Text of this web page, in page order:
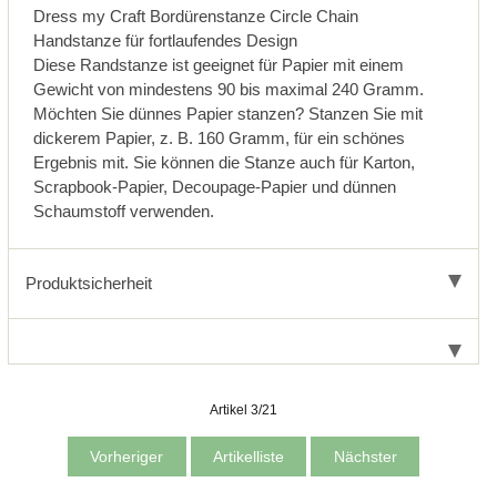
Dress my Craft Bordürenstanze Circle Chain
Handstanze für fortlaufendes Design
Diese Randstanze ist geeignet für Papier mit einem
Gewicht von mindestens 90 bis maximal 240 Gramm.
Möchten Sie dünnes Papier stanzen? Stanzen Sie mit
dickerem Papier, z. B. 160 Gramm, für ein schönes
Ergebnis mit. Sie können die Stanze auch für Karton,
Scrapbook-Papier, Decoupage-Papier und dünnen
Schaumstoff verwenden.
Produktsicherheit
Artikel 3/21
Vorheriger Artikelliste Nächster